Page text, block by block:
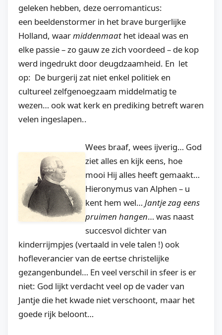
geleken hebben, deze oerromanticus:
een beeldenstormer in het brave burgerlijke
Holland, waarmiddenmaat het ideaal was en
elke passie – zo gauw ze zich voordeed – de kop
werd ingedrukt door deugdzaamheid. En let
op: De burgerij zat niet enkel politiek en
cultureel zelfgenoegzaam middelmatig te
wezen… ook wat kerk en prediking betreft waren
velen ingeslapen..
Wees braaf, wees ijverig… God
ziet alles en kijk eens, hoe
mooi Hij alles heeft gemaakt…
Hieronymus van Alphen – u
kent hem wel… Jantje zag eens
pruimen hangen… was naast
succesvol dichter van
kinderrijmpjes (vertaald in vele talen !) ook
hofleverancier van de eertse christelijke
gezangenbundel… En veel verschil in sfeer is er
niet: God lijkt verdacht veel op de vader van
Jantje die het kwade niet verschoont, maar het
goede rijk beloont…